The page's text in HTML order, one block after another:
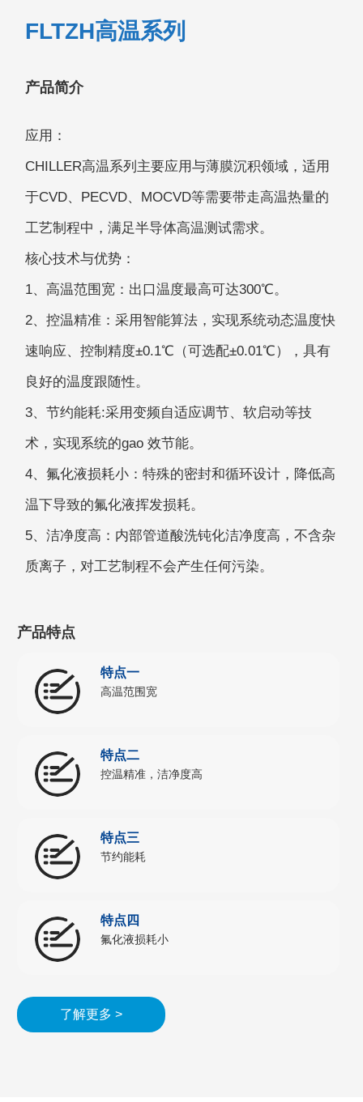
FLTZH高温系列
产品简介
应用：
CHILLER高温系列主要应用与薄膜沉积领域，适用
于CVD、PECVD、MOCVD等需要带走高温热量的
工艺制程中，满足半导体高温测试需求。
核心技术与优势：
1、高温范围宽：出口温度最高可达300℃。
2、控温精准：采用智能算法，实现系统动态温度快
速响应、控制精度±0.1℃（可选配±0.01℃），具有
良好的温度跟随性。
3、节约能耗:采用变频自适应调节、软启动等技
术，实现系统的gao 效节能。
4、氟化液损耗小：特殊的密封和循环设计，降低高
温下导致的氟化液挥发损耗。
5、洁净度高：内部管道酸洗钝化洁净度高，不含杂
质离子，对工艺制程不会产生任何污染。
产品特点
特点一
高温范围宽
特点二
控温精准，洁净度高
特点三
节约能耗
特点四
氟化液损耗小
了解更多 >